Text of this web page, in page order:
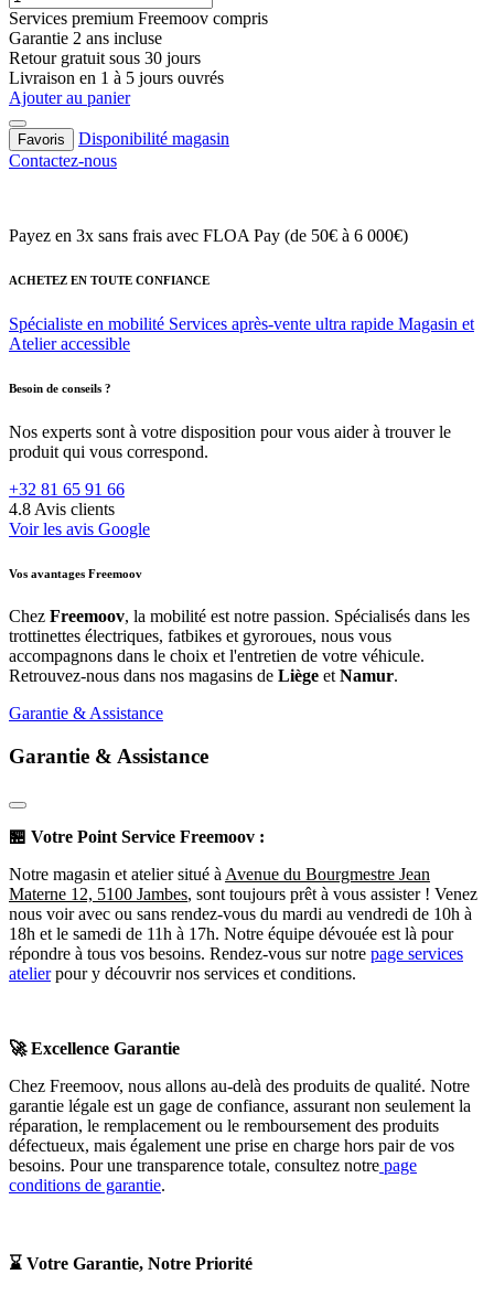
Services premium Freemoov compris
Garantie 2 ans incluse
Retour gratuit sous 30 jours
Livraison en 1 à 5 jours ouvrés
Ajouter au panier
Favoris
Disponibilité magasin
Contactez-nous
Payez en 3x sans frais avec FLOA Pay (de 50€ à 6 000€)
ACHETEZ EN TOUTE CONFIANCE
Spécialiste en mobilité Services après-vente ultra rapide Magasin et
Atelier accessible
Besoin de conseils ?
Nos experts sont à votre disposition pour vous aider à trouver le
produit qui vous correspond.
+32 81 65 91 66
4.8 Avis clients
Voir les avis Google
Vos avantages Freemoov
Chez Freemoov, la mobilité est notre passion. Spécialisés dans les
trottinettes électriques, fatbikes et gyroroues, nous vous
accompagnons dans le choix et l'entretien de votre véhicule.
Retrouvez-nous dans nos magasins de Liège etNamur.
Garantie & Assistance
Garantie & Assistance
🏪 Votre Point Service Freemoov :
Notre magasin et atelier situé à Avenue du Bourgmestre Jean
Materne 12, 5100 Jambes, sont toujours prêt à vous assister ! Venez
nous voir avec ou sans rendez-vous du mardi au vendredi de 10h à
18h et le samedi de 11h à 17h. Notre équipe dévouée est là pour
répondre à tous vos besoins. Rendez-vous sur notre page services
atelierpour y découvrir nos services et conditions.
🚀Excellence Garantie
Chez Freemoov, nous allons au-delà des produits de qualité. Notre
garantie légale est un gage de confiance, assurant non seulement la
réparation, le remplacement ou le remboursement des produits
défectueux, mais également une prise en charge hors pair de vos
besoins. Pour une transparence totale, consultez notre page
conditions de garantie.
⌛ Votre Garantie, Notre Priorité